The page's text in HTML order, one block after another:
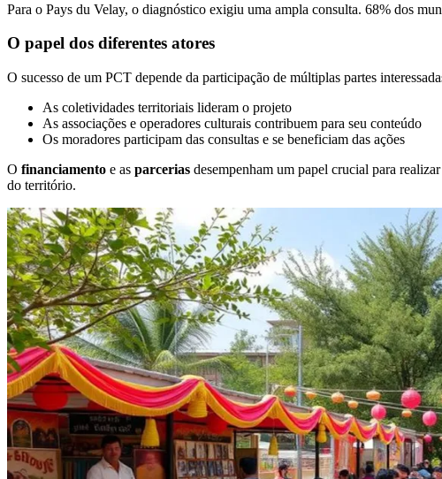
Para o Pays du Velay, o diagnóstico exigiu uma ampla consulta. 68% dos
O papel dos diferentes atores
O sucesso de um PCT depende da participação de múltiplas partes
As coletividades territoriais lideram o projeto
As associações e operadores culturais contribuem para seu conteúdo
Os moradores participam das consultas e se beneficiam das ações
O financiamento e as parcerias desempenham um papel crucial para
do território.